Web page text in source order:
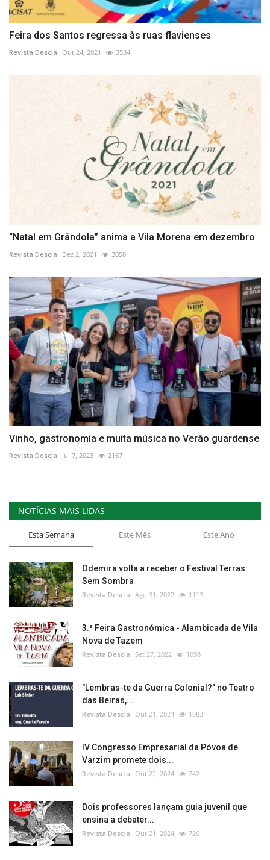
Feira dos Santos regressa às ruas flavienses
Revista Descla Out 24, 2021 3534
“Natal em Grândola” anima a Vila Morena em dezembro
Revista Descla Dez 2, 2021 3058
Vinho, gastronomia e muita música no Verão guardense
Revista Descla Jul 7, 2023 2167
NOTÍCIAS MAIS LIDAS
Esta Semana Este Mês Este Ano
Odemira volta a receber o Festival Terras
Sem Sombra
Revista Descla Ago 31, 2022 1113
3.ª Feira Gastronómica - Alambicada de Vila
Nova de Tazem
Revista Descla Set 27, 2022 1098
"Lembras-te da Guerra Colonial?" no Teatro
das Beiras,...
Revista Descla Out 21, 2024 1083
IV Congresso Empresarial da Póvoa de
Varzim promete dois...
Revista Descla Out 22, 2024 742
Dois professores lançam guia juvenil que
ensina a debater...
Revista Descla Out 21, 2024 726